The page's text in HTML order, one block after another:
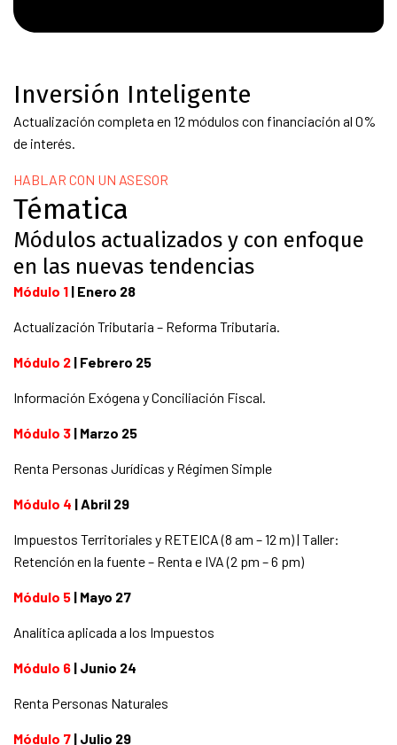
Inversión Inteligente
Actualización completa en 12 módulos con financiación al 0%
de interés.
HABLAR CON UN ASESOR
Tématica
Módulos actualizados y con enfoque
en las nuevas tendencias
Módulo 1 | Enero 28
Actualización Tributaria – Reforma Tributaria.
Módulo 2 | Febrero 25
Información Exógena y Conciliación Fiscal.
Módulo 3 | Marzo 25
Renta Personas Jurídicas y Régimen Simple
Módulo 4 | Abril 29
Impuestos Territoriales y RETEICA (8 am – 12 m) | Taller:
Retención en la fuente – Renta e IVA (2 pm – 6 pm)
Módulo 5 | Mayo 27
Analítica aplicada a los Impuestos
Módulo 6 | Junio 24
Renta Personas Naturales
Módulo 7 | Julio 29